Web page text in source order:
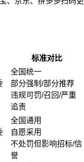
标准对比
全国统一
部分强制/部分推荐
违规可罚/召回/严重
追责
全国通用
自愿采用
不处罚但影响招标/信
誉